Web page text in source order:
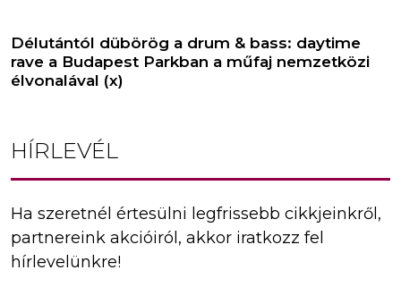
Délutántól dübörög a drum & bass: daytime
rave a Budapest Parkban a műfaj nemzetközi
élvonalával (x)
HÍRLEVÉL
Ha szeretnél értesülni legfrissebb cikkjeinkről,
partnereink akcióiról, akkor iratkozz fel
hírlevelünkre!